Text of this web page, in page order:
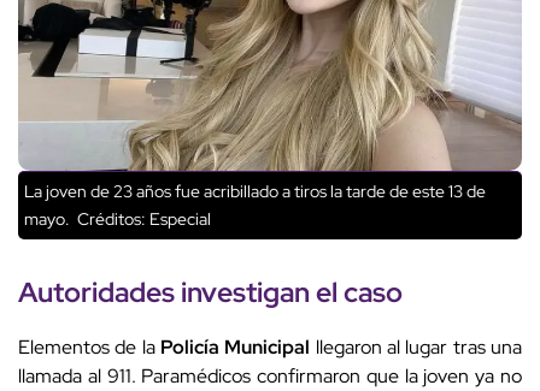
La joven de 23 años fue acribillado a tiros la tarde de este 13 de
mayo. Créditos: Especial
Autoridadesinvestiganelcaso
Elementos de la Policía Municipal llegaron al lugar tras una
llamada al 911. Paramédicos confirmaron que la joven ya no